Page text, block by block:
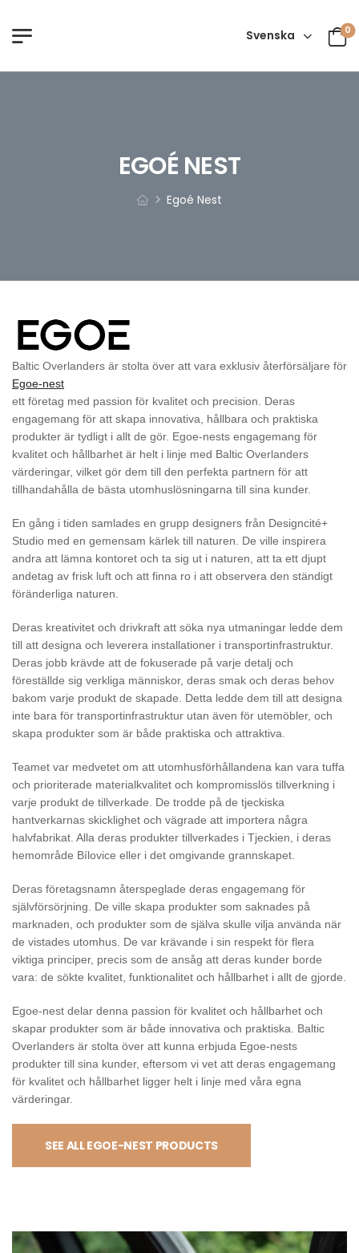
Svenska 0
EGOÉ NEST
Egoé Nest
Baltic Overlanders är stolta över att vara exklusiv återförsäljare för
Egoe-nest
ett företag med passion för kvalitet och precision. Deras
engagemang för att skapa innovativa, hållbara och praktiska
produkter är tydligt i allt de gör. Egoe-nests engagemang för
kvalitet och hållbarhet är helt i linje med Baltic Overlanders
värderingar, vilket gör dem till den perfekta partnern för att
tillhandahålla de bästa utomhuslösningarna till sina kunder.
En gång i tiden samlades en grupp designers från Designcité+
Studio med en gemensam kärlek till naturen. De ville inspirera
andra att lämna kontoret och ta sig ut i naturen, att ta ett djupt
andetag av frisk luft och att finna ro i att observera den ständigt
föränderliga naturen.
Deras kreativitet och drivkraft att söka nya utmaningar ledde dem
till att designa och leverera installationer i transportinfrastruktur.
Deras jobb krävde att de fokuserade på varje detalj och
föreställde sig verkliga människor, deras smak och deras behov
bakom varje produkt de skapade. Detta ledde dem till att designa
inte bara för transportinfrastruktur utan även för utemöbler, och
skapa produkter som är både praktiska och attraktiva.
Teamet var medvetet om att utomhusförhållandena kan vara tuffa
och prioriterade materialkvalitet och kompromisslös tillverkning i
varje produkt de tillverkade. De trodde på de tjeckiska
hantverkarnas skicklighet och vägrade att importera några
halvfabrikat. Alla deras produkter tillverkades i Tjeckien, i deras
hemområde Bílovice eller i det omgivande grannskapet.
Deras företagsnamn återspeglade deras engagemang för
självförsörjning. De ville skapa produkter som saknades på
marknaden, och produkter som de själva skulle vilja använda när
de vistades utomhus. De var krävande i sin respekt för flera
viktiga principer, precis som de ansåg att deras kunder borde
vara: de sökte kvalitet, funktionalitet och hållbarhet i allt de gjorde.
Egoe-nest delar denna passion för kvalitet och hållbarhet och
skapar produkter som är både innovativa och praktiska. Baltic
Overlanders är stolta över att kunna erbjuda Egoe-nests
produkter till sina kunder, eftersom vi vet att deras engagemang
för kvalitet och hållbarhet ligger helt i linje med våra egna
värderingar.
SEE ALL EGOE-NEST PRODUCTS